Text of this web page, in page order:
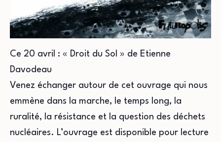
Ce 20 avril : « Droit du Sol » de Etienne
Davodeau
Venez échanger autour de cet ouvrage qui nous
emmène dans la marche, le temps long, la
ruralité, la résistance et la question des déchets
nucléaires. L’ouvrage est disponible pour lecture